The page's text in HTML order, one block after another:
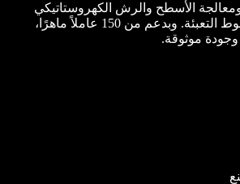
الأسطح والرش الكهروستاتيكي
الأوتوماتيكي وخطوط التعبئة. وبدعم من 150 عاملاً ماهرًا،
وجودة موثوقة.